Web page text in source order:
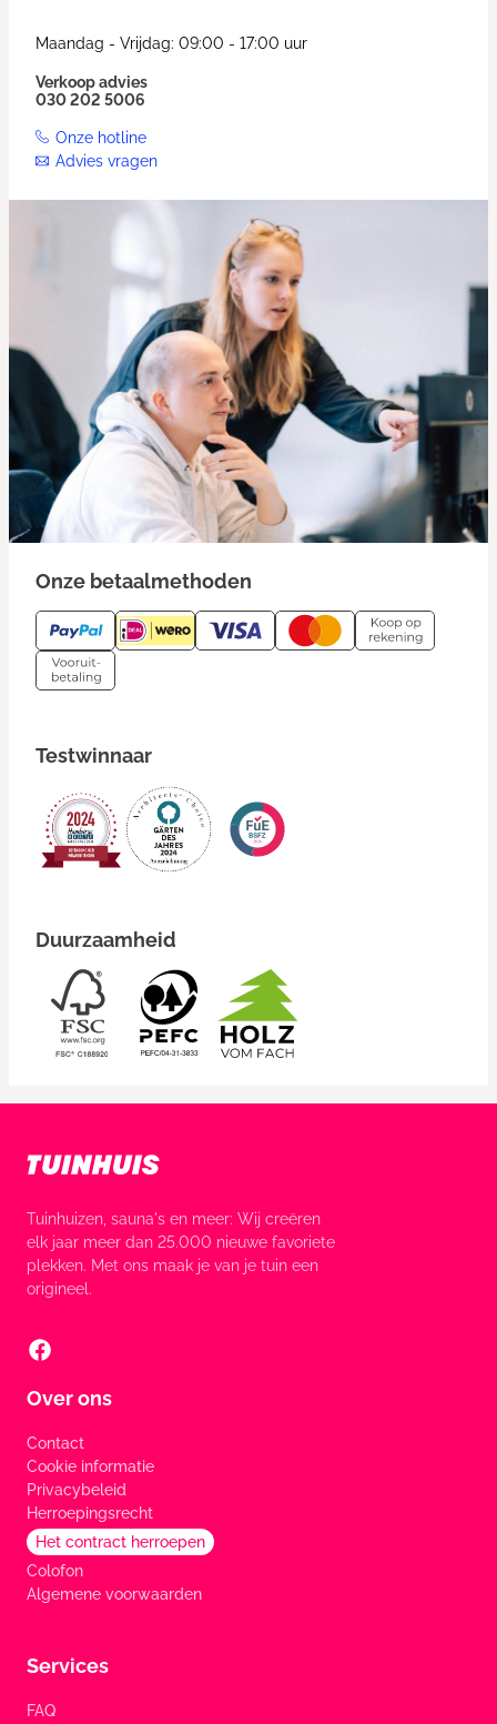
Maandag - Vrijdag: 09:00 - 17:00 uur
Verkoop advies
030 202 5006
Onze hotline
Advies vragen
Onze betaalmethoden
Testwinnaar
Duurzaamheid
Tuinhuizen, sauna's en meer: Wij creëren
elk jaar meer dan 25.000 nieuwe favoriete
plekken. Met ons maak je van je tuin een
origineel.
Over ons
Contact
Cookie informatie
Privacybeleid
Herroepingsrecht
Het contract herroepen
Colofon
Algemene voorwaarden
Services
FAQ